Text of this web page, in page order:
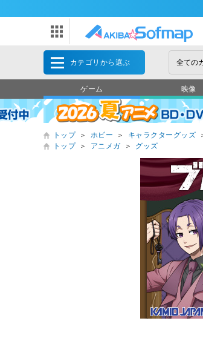
カテゴリから選ぶ
ゲーム 映像
トップ ＞ ホビー ＞ キャラクターグッズ
トップ
＞ アニメガ ＞ グッズ